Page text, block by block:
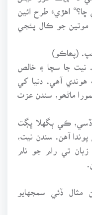
ڇا؟“ اهڙيءَ طرح ائين
موتين جو ڪال پئجي
نيت جا سچا ۽ خالص
هوندي آهي. دنيا کي
ماڻھو، سندن عزت
ڏسي، ڪي ٻگهلا ڀڳت
آهن. سندن نيت،
تي رام جو نام
مثال ڏئي سمجهايو